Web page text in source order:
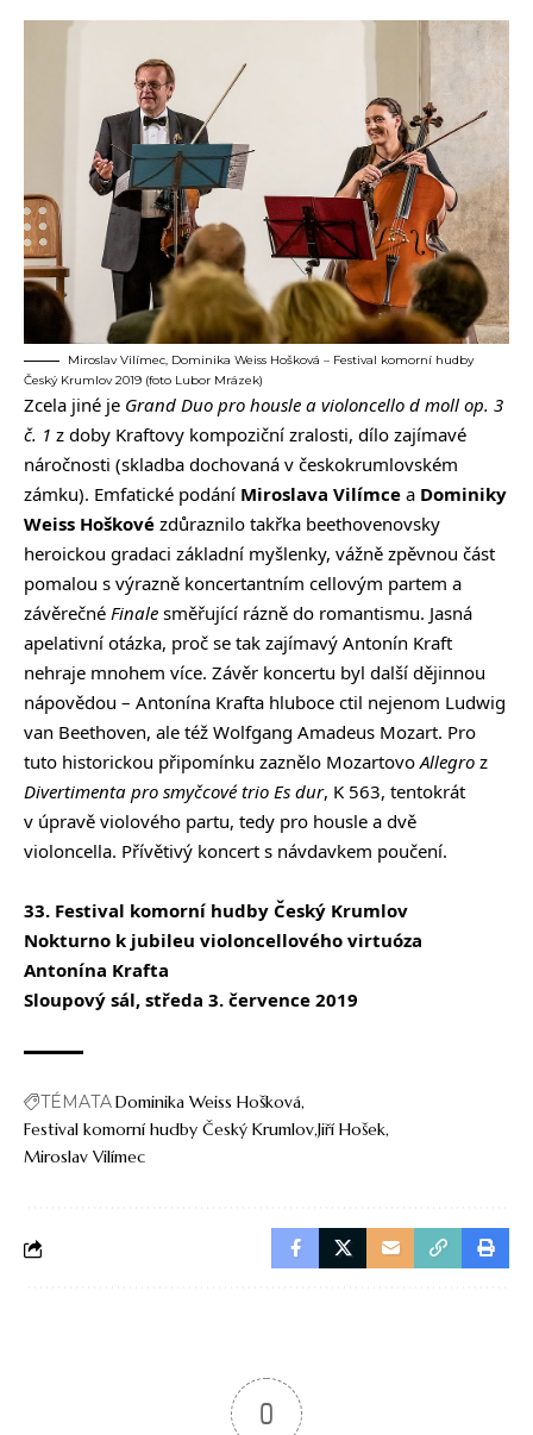
Miroslav Vilímec, Dominika Weiss Hošková – Festival komorní hudby
Český Krumlov 2019 (foto Lubor Mrázek)
Zcela jiné je Grand Duo pro housle a violoncello d moll op. 3
č. 1 z doby Kraftovy kompoziční zralosti, dílo zajímavé
náročnosti (skladba dochovaná v českokrumlovském
zámku). Emfatické podání Miroslava Vilímce a Dominiky
Weiss Hoškové zdůraznilo takřka beethovenovsky
heroickou gradaci základní myšlenky, vážně zpěvnou část
pomalou s výrazně koncertantním cellovým partem a
závěrečné Finale směřující rázně do romantismu. Jasná
apelativní otázka, proč se tak zajímavý Antonín Kraft
nehraje mnohem více. Závěr koncertu byl další dějinnou
nápovědou – Antonína Krafta hluboce ctil nejenom Ludwig
van Beethoven, ale též Wolfgang Amadeus Mozart. Pro
tuto historickou připomínku zaznělo MozartovoAllegro z
Divertimenta pro smyčcové trio Es dur, K 563, tentokrát
v úpravě violového partu, tedy pro housle a dvě
violoncella. Přívětivý koncert s návdavkem poučení.
33. Festival komorní hudby Český Krumlov
Nokturno k jubileu violoncellového virtuóza
Antonína Krafta
Sloupový sál, středa 3. července 2019
TÉMATADominika Weiss Hošková
Festival komorní hudby Český KrumlovJiří Hošek
Miroslav Vilímec
0